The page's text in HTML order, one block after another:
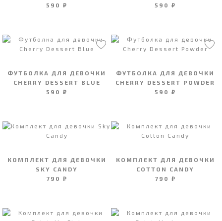
590 ₽
590 ₽
ФУТБОЛКА ДЛЯ ДЕВОЧКИ
CHERRY DESSERT BLUE
590 ₽
ФУТБОЛКА ДЛЯ ДЕВОЧКИ
CHERRY DESSERT POWDER
590 ₽
КОМПЛЕКТ ДЛЯ ДЕВОЧКИ
SKY CANDY
790 ₽
КОМПЛЕКТ ДЛЯ ДЕВОЧКИ
COTTON CANDY
790 ₽